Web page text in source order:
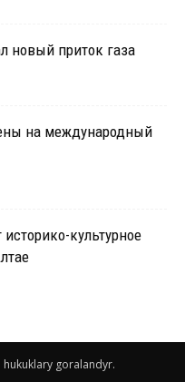
новый приток газа
на международный
культурное
goralandyr.